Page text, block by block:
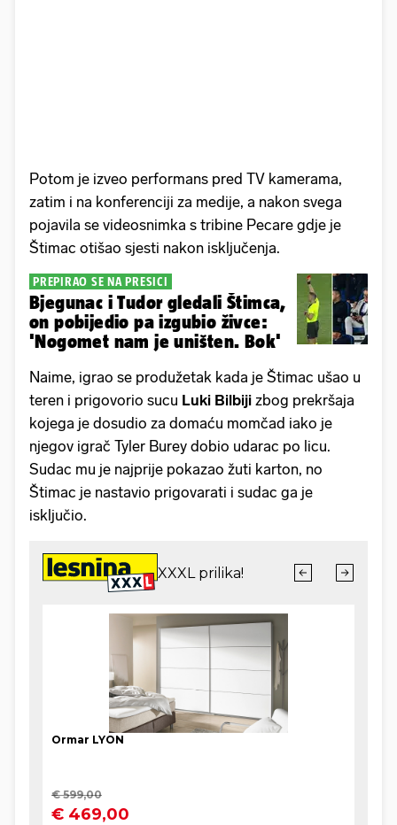
Potom je izveo performans pred TV kamerama,
zatim i na konferenciji za medije, a nakon svega
pojavila se videosnimka s tribine Pecare gdje je
Štimac otišao sjesti nakon isključenja.
PREPIRAO SE NA PRESICI
Bjegunac i Tudor gledali Štimca,
on pobijedio pa izgubio živce:
'Nogomet nam je uništen. Bok'
Naime, igrao se produžetak kada je Štimac ušao u
teren i prigovorio sucu Luki Bilbiji zbog prekršaja
kojega je dosudio za domaću momčad iako je
njegov igrač Tyler Burey dobio udarac po licu.
Sudac mu je najprije pokazao žuti karton, no
Štimac je nastavio prigovarati i sudac ga je
isključio.